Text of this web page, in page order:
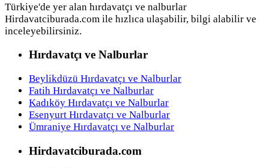
Türkiye'de yer alan hırdavatçı ve nalburlar
Hirdavatciburada.com ile hızlıca ulaşabilir, bilgi alabilir ve
inceleyebilirsiniz.
Hırdavatçı ve Nalburlar
Beylikdüzü Hırdavatçı ve Nalburlar
Fatih Hırdavatçı ve Nalburlar
Kadıköy Hırdavatçı ve Nalburlar
Esenyurt Hırdavatçı ve Nalburlar
Ümraniye Hırdavatçı ve Nalburlar
Hirdavatciburada.com